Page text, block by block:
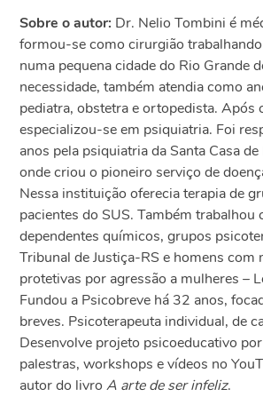
Sobre o autor: Dr. Nelio Tombini é
formou-se como cirurgião
numa pequena cidade do Rio Grande
necessidade, também atendia como
pediatra, obstetra e ortopedista. Após
especializou-se em psiquiatria. Foi
anos pela psiquiatria da Santa Casa
onde criou o pioneiro serviço de
Nessa instituição oferecia terapia de
pacientes do SUS. Também trabalhou
dependentes químicos, grupos
Tribunal de Justiça-RS e homens com
protetivas por agressão a mulheres –
Fundou a Psicobreve há 32 anos,
breves. Psicoterapeuta individual, de
Desenvolve projeto psicoeducativo
palestras, workshops e vídeos no
autor do livroA arte de ser infeliz.